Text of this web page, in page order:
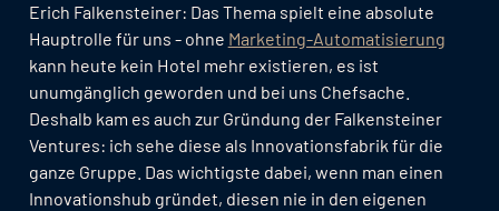
Erich Falkensteiner: Das Thema spielt eine absolute
Hauptrolle für uns - ohne Marketing-Automatisierung
kann heute kein Hotel mehr existieren, es ist
unumgänglich geworden und bei uns Chefsache.
Deshalb kam es auch zur Gründung der Falkensteiner
Ventures: ich sehe diese als Innovationsfabrik für die
ganze Gruppe. Das wichtigste dabei, wenn man einen
Innovationshub gründet, diesen nie in den eigenen